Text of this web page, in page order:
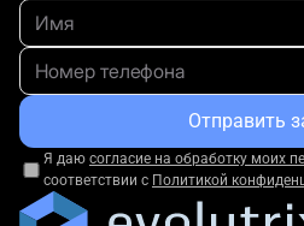
Отправить
Я даю согласие на обработку моих
соответствии с Политикой